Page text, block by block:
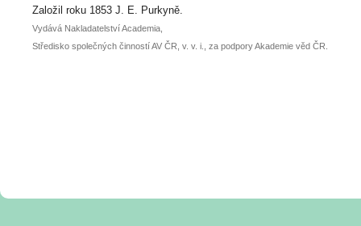
posteru je už 30. června.
Založil roku 1853 J. E. Purkyně.
Vydává Nakladatelství Academia,
Středisko společných činností AV ČR, v. v. i., za podpory Akademie věd ČR.